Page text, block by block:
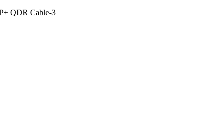
QDR Cable-3